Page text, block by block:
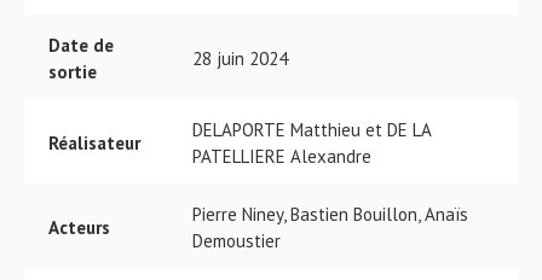
Date de
sortie
28 juin 2024
Réalisateur
DELAPORTE Matthieu et DE LA
PATELLIERE Alexandre
Acteurs
Pierre Niney, Bastien Bouillon, Anaïs
Demoustier